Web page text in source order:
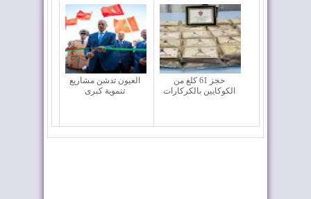
العيون تدشن مشاريع
تنموية كبرى
حجز 61 كلغ من
الكوكايين بالكركارات